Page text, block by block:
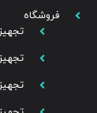
فروشگاه